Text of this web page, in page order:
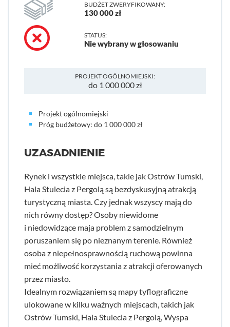
BUDŻET ZWERYFIKOWANY:
130 000 zł
STATUS:
Nie wybrany w głosowaniu
PROJEKT OGÓLNOMIEJSKI:
do 1 000 000 zł
Projekt ogólnomiejski
Próg budżetowy: do 1 000 000 zł
UZASADNIENIE
Rynek i wszystkie miejsca, takie jak Ostrów Tumski,
Hala Stulecia z Pergolą są bezdyskusyjną atrakcją
turystyczną miasta. Czy jednak wszyscy mają do
nich równy dostęp? Osoby niewidome
i niedowidzące maja problem z samodzielnym
poruszaniem się po nieznanym terenie. Również
osoba z niepełnosprawnością ruchową powinna
mieć możliwość korzystania z atrakcji oferowanych
przez miasto.
Idealnym rozwiązaniem są mapy tyflograficzne
ulokowane w kilku ważnych miejscach, takich jak
Ostrów Tumski, Hala Stulecia z Pergolą, Wyspa